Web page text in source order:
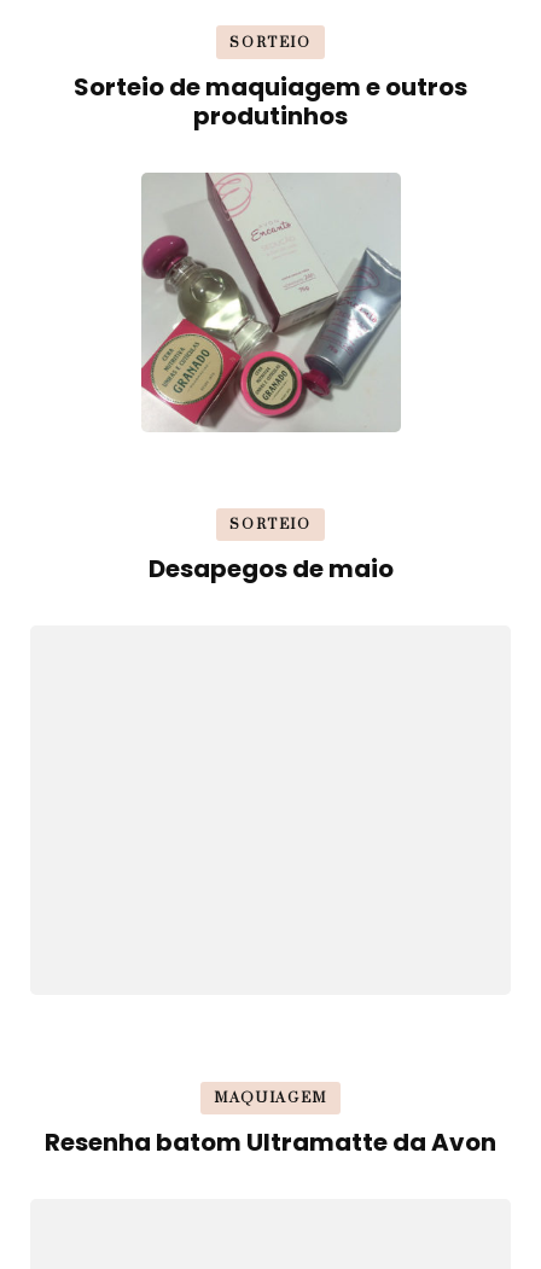
SORTEIO
Sorteio de maquiagem e outros
produtinhos
SORTEIO
Desapegos de maio
MAQUIAGEM
Resenha batom Ultramatte da Avon